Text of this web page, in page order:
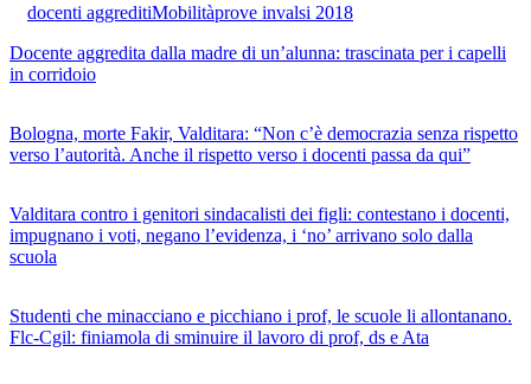
docenti aggreditiMobilitàprove invalsi 2018
Docente aggredita dalla madre di un’alunna: trascinata per i capelli
in corridoio
Bologna, morte Fakir, Valditara: “Non c’è democrazia senza rispetto
verso l’autorità. Anche il rispetto verso i docenti passa da qui”
Valditara contro i genitori sindacalisti dei figli: contestano i docenti,
impugnano i voti, negano l’evidenza, i ‘no’ arrivano solo dalla
scuola
Studenti che minacciano e picchiano i prof, le scuole li allontanano.
Flc-Cgil: finiamola di sminuire il lavoro di prof, ds e Ata